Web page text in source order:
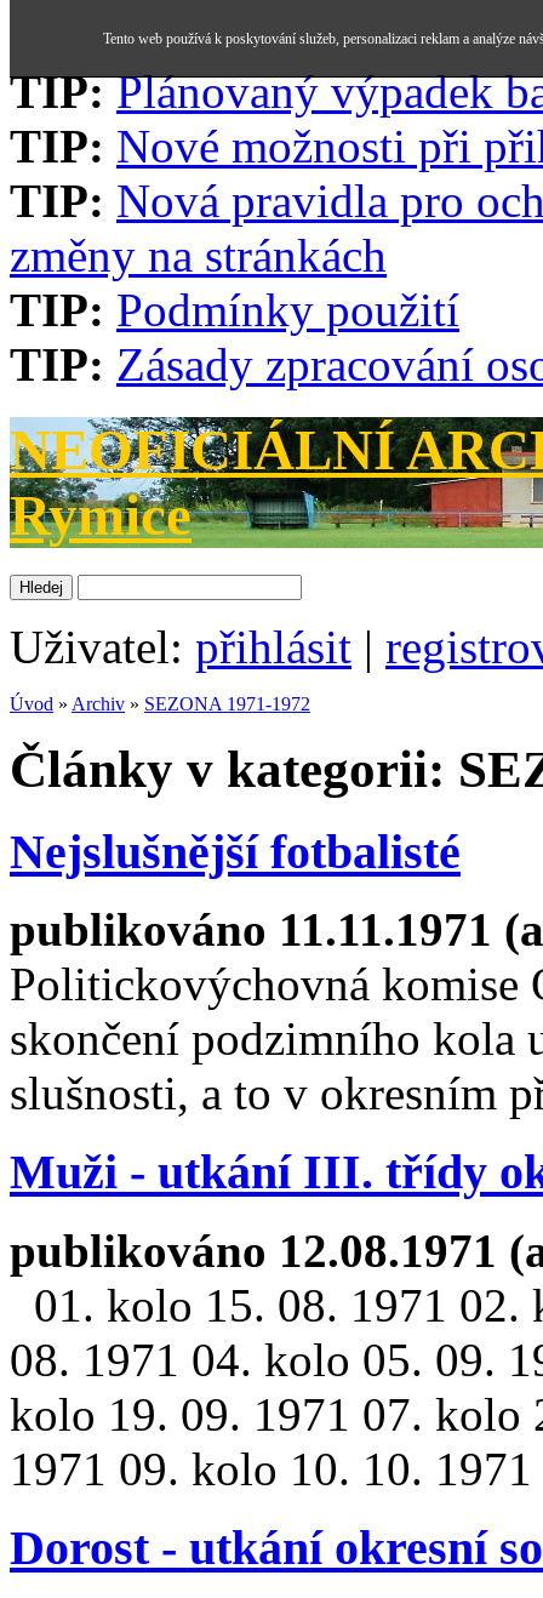
TIP: Plánovaný výpadek
TIP: Nové možnosti při
TIP: Nová pravidla pro
změny na stránkách
TIP: Podmínky použití
TIP: Zásady zpracování
NEOFICIÁLNÍ
Rymice
Uživatel: přihlásit |
Úvod » Archiv » SEZONA 1971-1972
Články v kategorii:
Nejslušnější fotbalisté
publikováno 11.11.1971
Politickovýchovná komise
skončení podzimního kola
slušnosti, a to v okresním
Muži - utkání III. třídy
publikováno 12.08.1971
01. kolo 15. 08. 1971
08. 1971 04. kolo 05. 09.
kolo 19. 09. 1971 07. kolo
1971 09. kolo 10. 10.
Dorost - utkání okresní
Tento web používá k poskytování služeb, personalizaci reklam a analýze